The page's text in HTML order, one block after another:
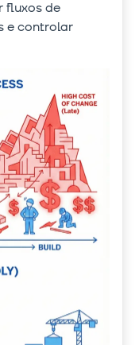
fluxos de
e controlar